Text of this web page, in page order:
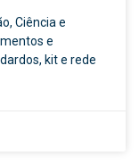
Ciência e
e
kit e rede